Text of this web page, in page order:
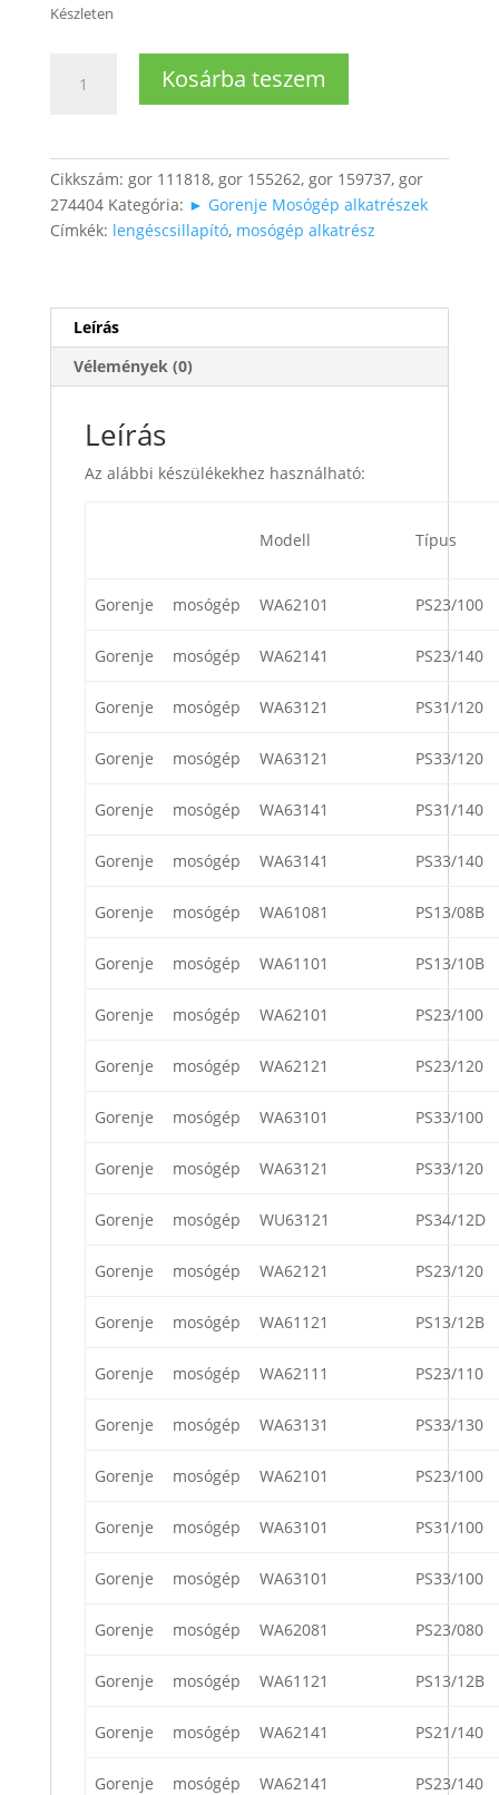
Készleten
lengéscsillapítóKosárba teszem
Cikkszám: gor 111818, gor 155262, gor 159737, gor
274404 Kategória: ► Gorenje Mosógép alkatrészek
Címkék: lengéscsillapító, mosógép alkatrész
Leírás
Vélemények (0)
Leírás
Az alábbi készülékekhez használható:
Modell Típus
Gorenje mosógép WA62101 PS23/100
Gorenje mosógép WA62141 PS23/140
Gorenje mosógép WA63121 PS31/120
Gorenje mosógép WA63121 PS33/120
Gorenje mosógép WA63141 PS31/140
Gorenje mosógép WA63141 PS33/140
Gorenje mosógép WA61081 PS13/08B
Gorenje mosógép WA61101 PS13/10B
Gorenje mosógép WA62101 PS23/100
Gorenje mosógép WA62121 PS23/120
Gorenje mosógép WA63101 PS33/100
Gorenje mosógép WA63121 PS33/120
Gorenje mosógép WU63121 PS34/12D
Gorenje mosógép WA62121 PS23/120
Gorenje mosógép WA61121 PS13/12B
Gorenje mosógép WA62111 PS23/110
Gorenje mosógép WA63131 PS33/130
Gorenje mosógép WA62101 PS23/100
Gorenje mosógép WA63101 PS31/100
Gorenje mosógép WA63101 PS33/100
Gorenje mosógép WA62081 PS23/080
Gorenje mosógép WA61121 PS13/12B
Gorenje mosógép WA62141 PS21/140
Gorenje mosógép WA62141 PS23/140